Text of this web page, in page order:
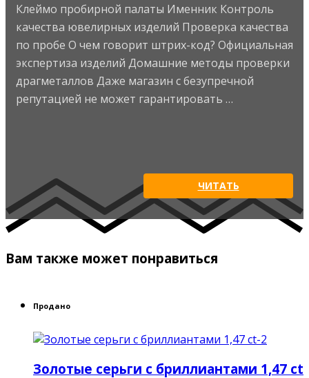
Клеймо пробирной палаты Именник Контроль
качества ювелирных изделий Проверка качества
по пробе О чем говорит штрих-код? Официальная
экспертиза изделий Домашние методы проверки
драгметаллов Даже магазин с безупречной
репутацией не может гарантировать …
ЧИТАТЬ
Вам также может понравиться
Продано
Золотые серьги с бриллиантами 1,47 ct